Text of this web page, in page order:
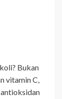
Bukan
vitamin C,
antioksidan